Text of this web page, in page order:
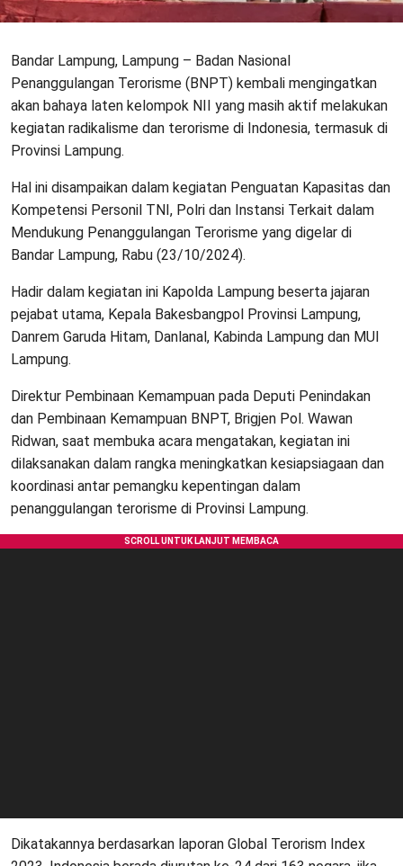
Bandar Lampung, Lampung – Badan Nasional
Penanggulangan Terorisme (BNPT) kembali mengingatkan
akan bahaya laten kelompok NII yang masih aktif melakukan
kegiatan radikalisme dan terorisme di Indonesia, termasuk di
Provinsi Lampung.
Hal ini disampaikan dalam kegiatan Penguatan Kapasitas dan
Kompetensi Personil TNI, Polri dan Instansi Terkait dalam
Mendukung Penanggulangan Terorisme yang digelar di
Bandar Lampung, Rabu (23/10/2024).
Hadir dalam kegiatan ini Kapolda Lampung beserta jajaran
pejabat utama, Kepala Bakesbangpol Provinsi Lampung,
Danrem Garuda Hitam, Danlanal, Kabinda Lampung dan MUI
Lampung.
Direktur Pembinaan Kemampuan pada Deputi Penindakan
dan Pembinaan Kemampuan BNPT, Brigjen Pol. Wawan
Ridwan, saat membuka acara mengatakan, kegiatan ini
dilaksanakan dalam rangka meningkatkan kesiapsiagaan dan
koordinasi antar pemangku kepentingan dalam
penanggulangan terorisme di Provinsi Lampung.
Dikatakannya berdasarkan laporan Global Terorism Index